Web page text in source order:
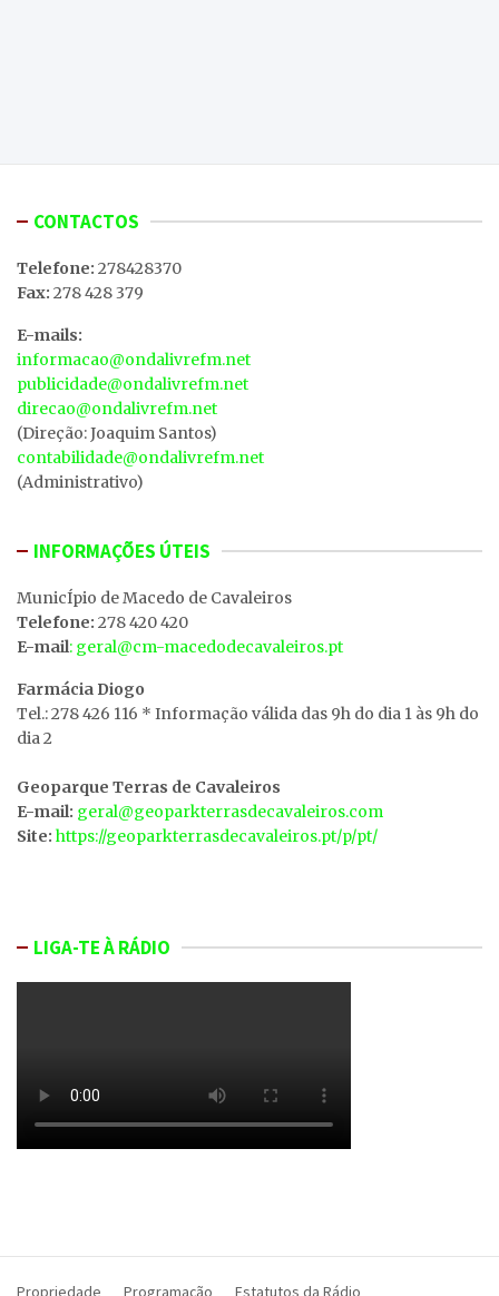
CONTACTOS
Telefone: 278428370
Fax: 278 428 379
E-mails:
informacao@ondalivrefm.net
publicidade@ondalivrefm.net
direcao@ondalivrefm.net
(Direção: Joaquim Santos)
contabilidade@ondalivrefm.net
(Administrativo)
INFORMAÇÕES ÚTEIS
MunicÍpio de Macedo de Cavaleiros
Telefone: 278 420 420
E-mail: geral@cm-macedodecavaleiros.pt
Farmácia Diogo
Tel.: 278 426 116 * Informação válida das 9h do dia 1 às 9h do
dia 2
Geoparque Terras de Cavaleiros
E-mail: geral@geoparkterrasdecavaleiros.com
Site: https://geoparkterrasdecavaleiros.pt/p/pt/
LIGA-TE À RÁDIO
Propriedade Programação Estatutos da Rádio